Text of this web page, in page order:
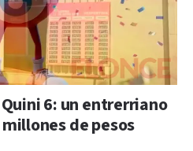
6: un entrerriano
de pesos